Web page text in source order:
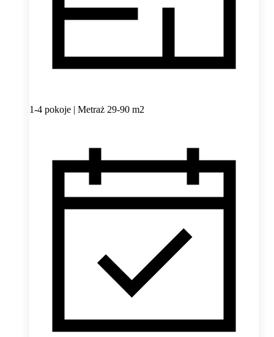
1-4 pokoje | Metraż 29-90 m2